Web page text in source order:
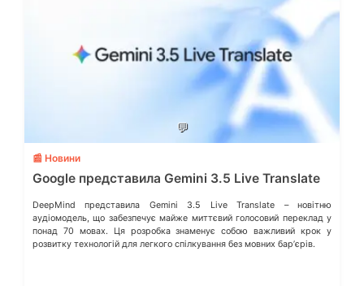
💬
📰 Новини
Google представила Gemini 3.5 Live Translate
DeepMind представила Gemini 3.5 Live Translate – новітню
аудіомодель, що забезпечує майже миттєвий голосовий переклад у
понад 70 мовах. Ця розробка знаменує собою важливий крок у
розвитку технологій для легкого спілкування без мовних барʼєрів.